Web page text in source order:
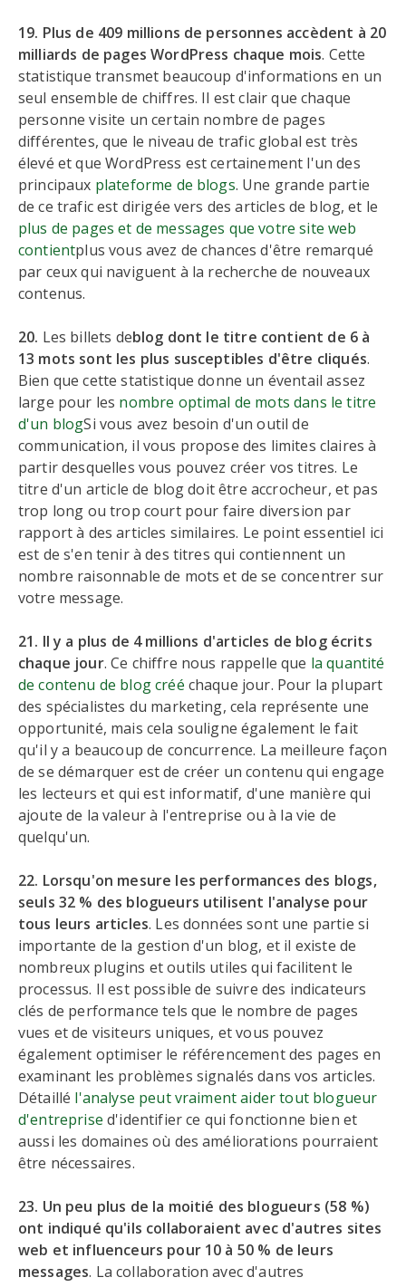
19. Plus de 409 millions de personnes accèdent à 20
milliards de pages WordPress chaque mois. Cette
statistique transmet beaucoup d'informations en un
seul ensemble de chiffres. Il est clair que chaque
personne visite un certain nombre de pages
différentes, que le niveau de trafic global est très
élevé et que WordPress est certainement l'un des
principaux plateforme de blogs. Une grande partie
de ce trafic est dirigée vers des articles de blog, et le
plus de pages et de messages que votre site web
contientplus vous avez de chances d'être remarqué
par ceux qui naviguent à la recherche de nouveaux
contenus.
20. Les billets deblog dont le titre contient de 6 à
13 mots sont les plus susceptibles d'être cliqués.
Bien que cette statistique donne un éventail assez
large pour les nombre optimal de mots dans le titre
d'un blogSi vous avez besoin d'un outil de
communication, il vous propose des limites claires à
partir desquelles vous pouvez créer vos titres. Le
titre d'un article de blog doit être accrocheur, et pas
trop long ou trop court pour faire diversion par
rapport à des articles similaires. Le point essentiel ici
est de s'en tenir à des titres qui contiennent un
nombre raisonnable de mots et de se concentrer sur
votre message.
21. Il y a plus de 4 millions d'articles de blog écrits
chaque jour. Ce chiffre nous rappelle que la quantité
de contenu de blog créé chaque jour. Pour la plupart
des spécialistes du marketing, cela représente une
opportunité, mais cela souligne également le fait
qu'il y a beaucoup de concurrence. La meilleure façon
de se démarquer est de créer un contenu qui engage
les lecteurs et qui est informatif, d'une manière qui
ajoute de la valeur à l'entreprise ou à la vie de
quelqu'un.
22. Lorsqu'on mesure les performances des blogs,
seuls 32 % des blogueurs utilisent l'analyse pour
tous leurs articles. Les données sont une partie si
importante de la gestion d'un blog, et il existe de
nombreux plugins et outils utiles qui facilitent le
processus. Il est possible de suivre des indicateurs
clés de performance tels que le nombre de pages
vues et de visiteurs uniques, et vous pouvez
également optimiser le référencement des pages en
examinant les problèmes signalés dans vos articles.
Détaillé l'analyse peut vraiment aider tout blogueur
d'entreprise d'identifier ce qui fonctionne bien et
aussi les domaines où des améliorations pourraient
être nécessaires.
23. Un peu plus de la moitié des blogueurs (58 %)
ont indiqué qu'ils collaboraient avec d'autres sites
web et influenceurs pour 10 à 50 % de leurs
messages. La collaboration avec d'autres